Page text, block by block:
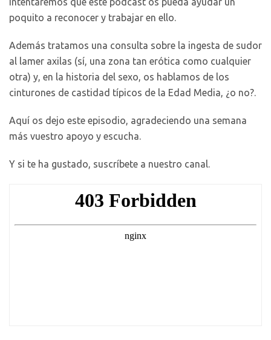
poquito a reconocer y trabajar en ello.
Además tratamos una consulta sobre la ingesta de sudor
al lamer axilas (sí, una zona tan erótica como cualquier
otra) y, en la historia del sexo, os hablamos de los
cinturones de castidad típicos de la Edad Media, ¿o no?.
Aquí os dejo este episodio, agradeciendo una semana
más vuestro apoyo y escucha.
Y si te ha gustado, suscríbete a nuestro canal.